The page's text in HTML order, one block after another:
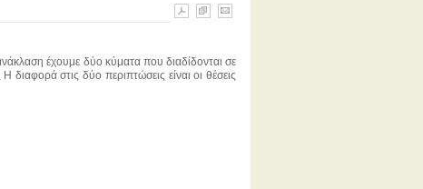
έχουμε δύο κύματα που διαδίδονται σε
διαφορά στις δύο περιπτώσεις είναι οι θέσεις